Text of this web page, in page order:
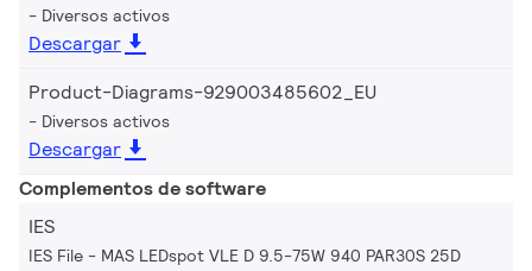
Diversos activos
Descargar
Product-Diagrams-929003485602_EU
Diversos activos
Descargar
Complementos de software
IES
IES File - MAS LEDspot VLE D 9.5-75W 940 PAR30S 25D